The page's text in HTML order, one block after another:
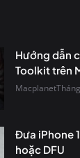
Hướng dẫn
Toolkit trên
Macplanet
Đưa iPhone
hoặc DFU